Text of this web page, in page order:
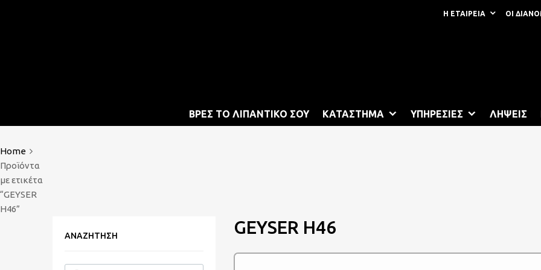
Η ΕΤΑΙΡΕΙΑ ΟΙ
ΒΡΕΣ ΤΟ ΛΙΠΑΝΤΙΚΟ ΣΟΥ ΚΑΤΑΣΤΗΜΑ ΥΠΗΡΕΣΙΕΣ ΛΗΨΕΙΣ
Home
Προϊόντα
με ετικέτα
“GEYSER
H46”
GEYSER H46
ΑΝΑΖΉΤΗΣΗ
Products search